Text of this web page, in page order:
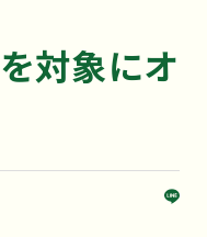
対象にオ